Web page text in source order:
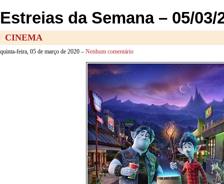
Estreias da Semana – 05/03/
CINEMA
quinta-feira, 05 de março de 2020 – Nenhum comentário